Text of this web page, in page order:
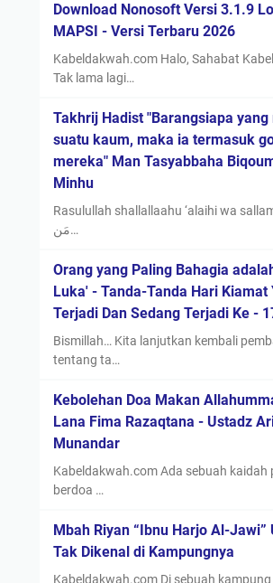
Download Nonosoft Versi 3.1.9
MAPSI - Versi Terbaru 2026
Kabeldakwah.com Halo, Sahabat
Tak lama lagi…
Takhrij Hadist "Barangsiapa
suatu kaum, maka ia termasuk
mereka" Man Tasyabbaha
Minhu
Rasulullah shallallaahu ‘alaihi wa
مَن…
Orang yang Paling Bahagia
Luka' - Tanda-Tanda Hari Kiamat
Terjadi Dan Sedang Terjadi Ke -
Bismillah… Kita lanjutkan kembali
tentang ta…
Kebolehan Doa Makan
Lana Fima Razaqtana - Ustadz
Munandar
Kabeldakwah.com Ada sebuah kaidah
berdoa …
Mbah Riyan “Ibnu Harjo Al-Jawi”
Tak Dikenal di Kampungnya
Kabeldakwah.com Di sebuah